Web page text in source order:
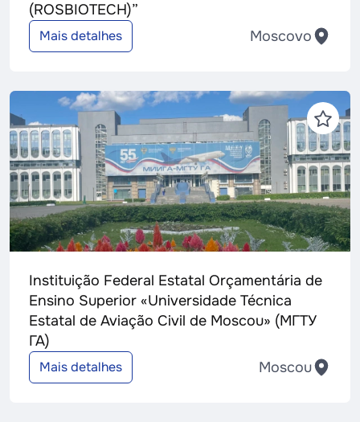
(ROSBIOTECH)”
Mais detalhes Moscovo
Instituição Federal Estatal Orçamentária de
Ensino Superior «Universidade Técnica
Estatal de Aviação Civil de Moscou» (МГТУ
ГА)
Mais detalhes Moscou